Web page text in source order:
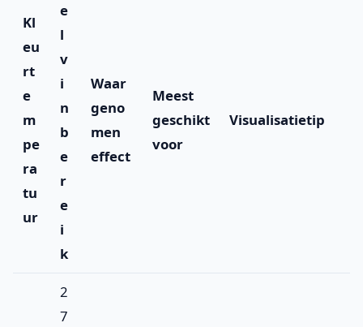
Kl
eu
rt
e
m
pe
ra
tu
ur
e
l
v
i
n
b
e
r
e
i
k
Waar
geno
men
effect
Meest
geschikt
voor
Visualisatietip
2
7